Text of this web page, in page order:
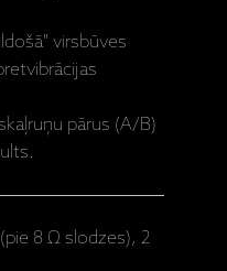
virsbūves
pārus (A/B)
8 Ω slodzes), 2